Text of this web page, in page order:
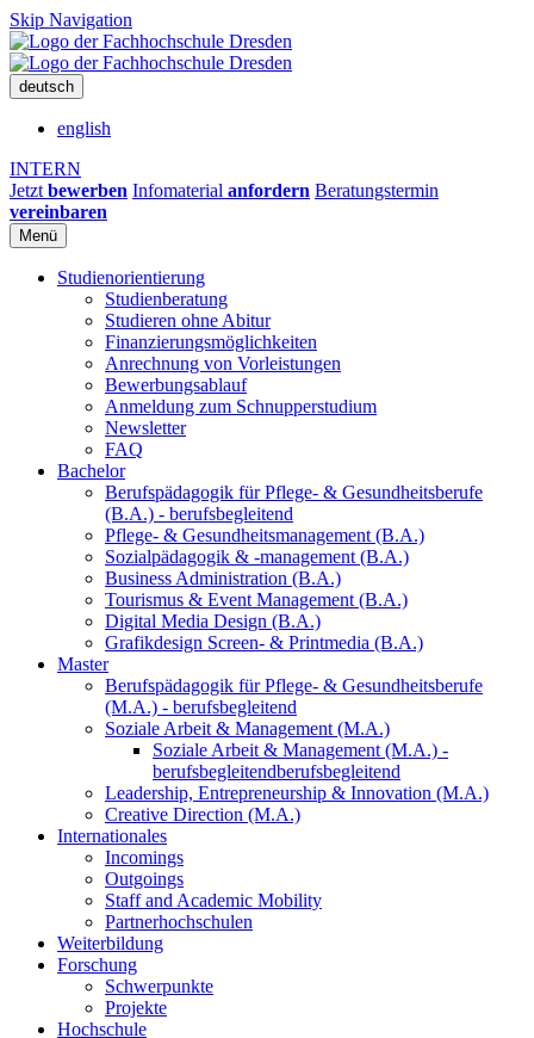
Skip Navigation
deutsch
english
INTERN
Jetzt bewerben Infomaterial anfordern Beratungstermin
vereinbaren
Menü
Studienorientierung
Studienberatung
Studieren ohne Abitur
Finanzierungsmöglichkeiten
Anrechnung von Vorleistungen
Bewerbungsablauf
Anmeldung zum Schnupperstudium
Newsletter
FAQ
Bachelor
Berufspädagogik für Pflege- & Gesundheitsberufe
(B.A.) - berufsbegleitend
Pflege- & Gesundheitsmanagement (B.A.)
Sozialpädagogik & -management (B.A.)
Business Administration (B.A.)
Tourismus & Event Management (B.A.)
Digital Media Design (B.A.)
Grafikdesign Screen- & Printmedia (B.A.)
Master
Berufspädagogik für Pflege- & Gesundheitsberufe
(M.A.) - berufsbegleitend
Soziale Arbeit & Management (M.A.)
Soziale Arbeit & Management (M.A.) -
berufsbegleitendberufsbegleitend
Leadership, Entrepreneurship & Innovation (M.A.)
Creative Direction (M.A.)
Internationales
Incomings
Outgoings
Staff and Academic Mobility
Partnerhochschulen
Weiterbildung
Forschung
Schwerpunkte
Projekte
Hochschule